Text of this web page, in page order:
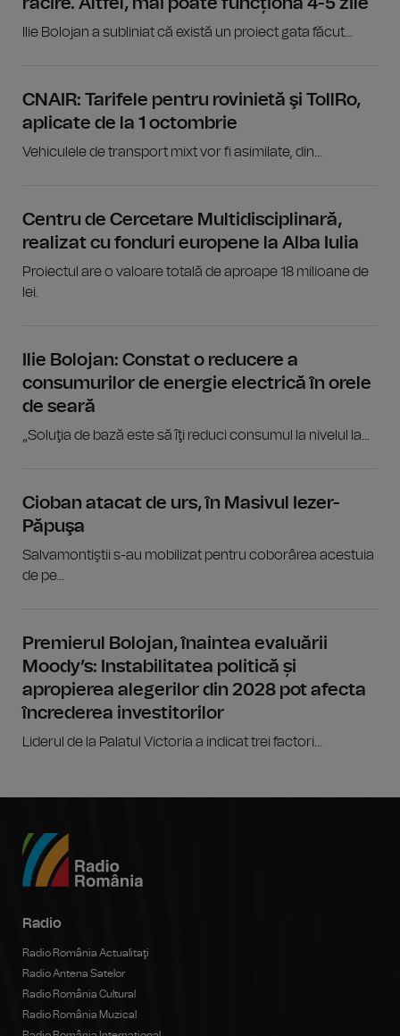
Ilie Bolojan a subliniat că există un proiect gata făcut...
CNAIR: Tarifele pentru rovinietă şi TollRo,
aplicate de la 1 octombrie
Vehiculele de transport mixt vor fi asimilate, din...
Centru de Cercetare Multidisciplinară,
realizat cu fonduri europene la Alba Iulia
Proiectul are o valoare totală de aproape 18 milioane de
lei.
Ilie Bolojan: Constat o reducere a
consumurilor de energie electrică în orele
de seară
„Soluţia de bază este să îţi reduci consumul la nivelul la...
Cioban atacat de urs, în Masivul Iezer-
Păpuşa
Salvamontiştii s-au mobilizat pentru coborârea acestuia
de pe...
Premierul Bolojan, înaintea evaluării
Moody’s: Instabilitatea politică și
apropierea alegerilor din 2028 pot afecta
încrederea investitorilor
Liderul de la Palatul Victoria a indicat trei factori...
Radio
Radio România Actualitaţi
Radio Antena Satelor
Radio România Cultural
Radio România Muzical